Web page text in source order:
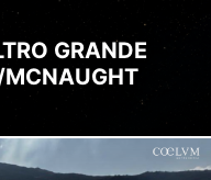
GRANDE